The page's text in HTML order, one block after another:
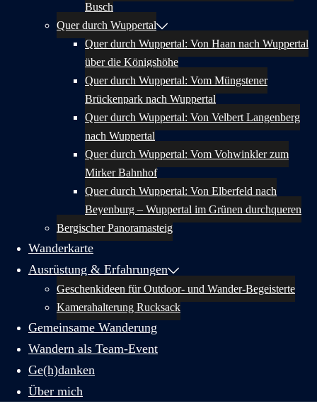
Busch
Quer durch Wuppertal
Quer durch Wuppertal: Von Haan nach Wuppertal
über die Königshöhe
Quer durch Wuppertal: Vom Müngstener
Brückenpark nach Wuppertal
Quer durch Wuppertal: Von Velbert Langenberg
nach Wuppertal
Quer durch Wuppertal: Vom Vohwinkler zum
Mirker Bahnhof
Quer durch Wuppertal: Von Elberfeld nach
Beyenburg – Wuppertal im Grünen durchqueren
Bergischer Panoramasteig
Wanderkarte
Ausrüstung & Erfahrungen
Geschenkideen für Outdoor- und Wander-Begeisterte
Kamerahalterung Rucksack
Gemeinsame Wanderung
Wandern als Team-Event
Ge(h)danken
Über mich